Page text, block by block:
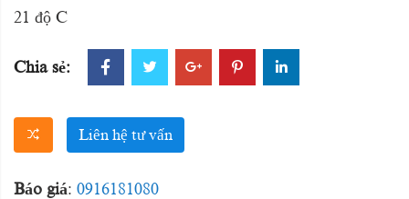
21 độ C
Chia sẻ:
Liên hệ tư vấn
Báo giá: 0916181080